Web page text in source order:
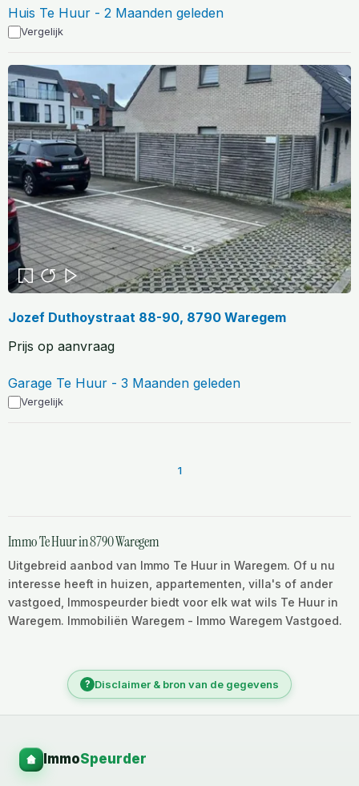
Huis Te Huur - 2 Maanden geleden
Vergelijk
Jozef Duthoystraat 88-90, 8790 Waregem
Prijs op aanvraag
Garage Te Huur - 3 Maanden geleden
Vergelijk
1
Immo Te Huur in 8790 Waregem
Uitgebreid aanbod van Immo Te Huur in Waregem. Of u nu
interesse heeft in huizen, appartementen, villa's of ander
vastgoed, Immospeurder biedt voor elk wat wils Te Huur in
Waregem. Immobiliën Waregem - Immo Waregem Vastgoed.
? Disclaimer & bron van de gegevens
ImmoSpeurder